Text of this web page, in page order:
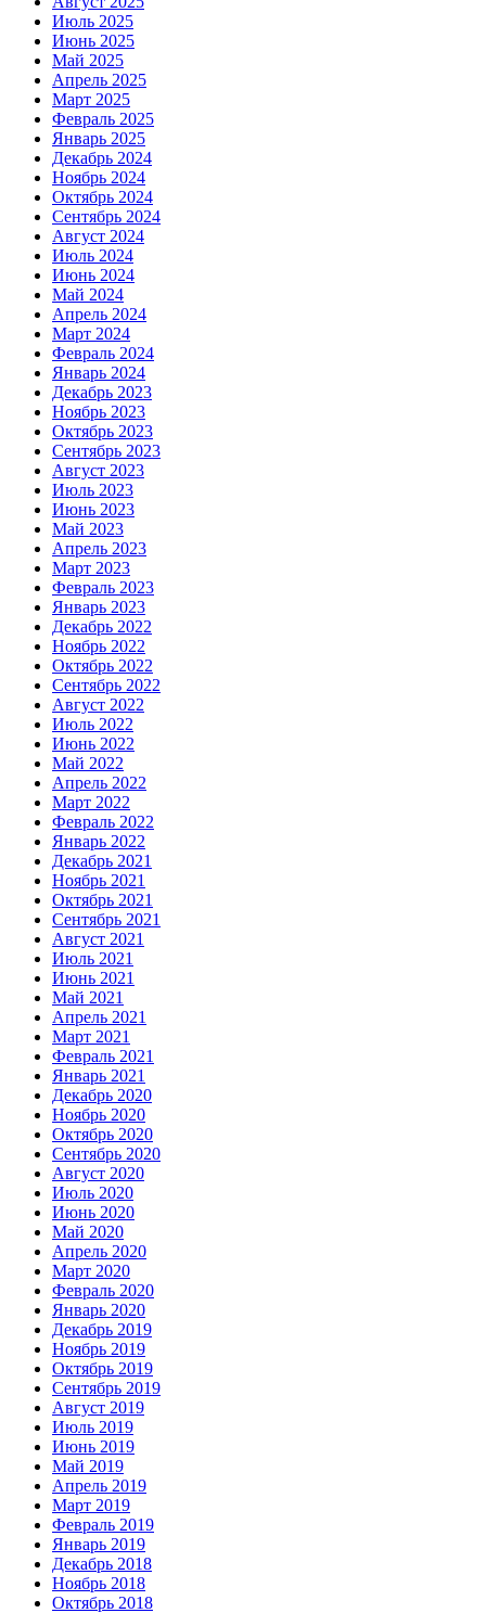
Июль 2025
Июнь 2025
Май 2025
Апрель 2025
Март 2025
Февраль 2025
Январь 2025
Декабрь 2024
Ноябрь 2024
Октябрь 2024
Сентябрь 2024
Август 2024
Июль 2024
Июнь 2024
Май 2024
Апрель 2024
Март 2024
Февраль 2024
Январь 2024
Декабрь 2023
Ноябрь 2023
Октябрь 2023
Сентябрь 2023
Август 2023
Июль 2023
Июнь 2023
Май 2023
Апрель 2023
Март 2023
Февраль 2023
Январь 2023
Декабрь 2022
Ноябрь 2022
Октябрь 2022
Сентябрь 2022
Август 2022
Июль 2022
Июнь 2022
Май 2022
Апрель 2022
Март 2022
Февраль 2022
Январь 2022
Декабрь 2021
Ноябрь 2021
Октябрь 2021
Сентябрь 2021
Август 2021
Июль 2021
Июнь 2021
Май 2021
Апрель 2021
Март 2021
Февраль 2021
Январь 2021
Декабрь 2020
Ноябрь 2020
Октябрь 2020
Сентябрь 2020
Август 2020
Июль 2020
Июнь 2020
Май 2020
Апрель 2020
Март 2020
Февраль 2020
Январь 2020
Декабрь 2019
Ноябрь 2019
Октябрь 2019
Сентябрь 2019
Август 2019
Июль 2019
Июнь 2019
Май 2019
Апрель 2019
Март 2019
Февраль 2019
Январь 2019
Декабрь 2018
Ноябрь 2018
Октябрь 2018